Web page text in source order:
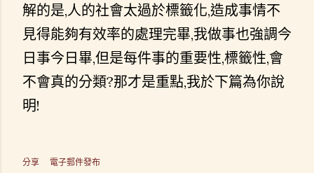
解的是,人的社會太過於標籤化,造成事情不
見得能夠有效率的處理完畢,我做事也強調今
日事今日畢,但是每件事的重要性,標籤性,會
不會真的分類?那才是重點,我於下篇為你說
明!
分享
電子郵件發布